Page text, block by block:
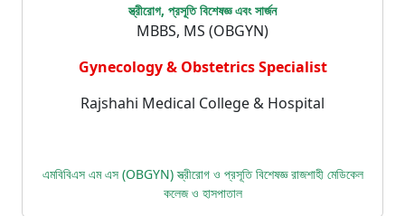
স্ত্রীরোগ, প্রসূতি বিশেষজ্ঞ এবং সার্জন
MBBS, MS (OBGYN)
Gynecology & Obstetrics Specialist
Rajshahi Medical College & Hospital
এমবিবিএস এম এস (OBGYN) স্ত্রীরোগ ও প্রসূতি বিশেষজ্ঞ রাজশাহী মেডিকেল
কলেজ ও হাসপাতাল